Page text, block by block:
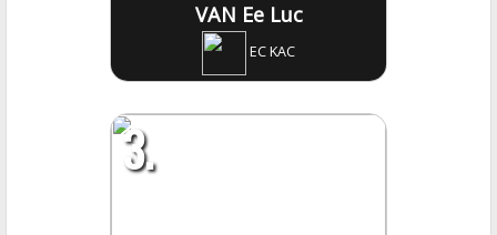
VAN Ee Luc
EC KAC
3.